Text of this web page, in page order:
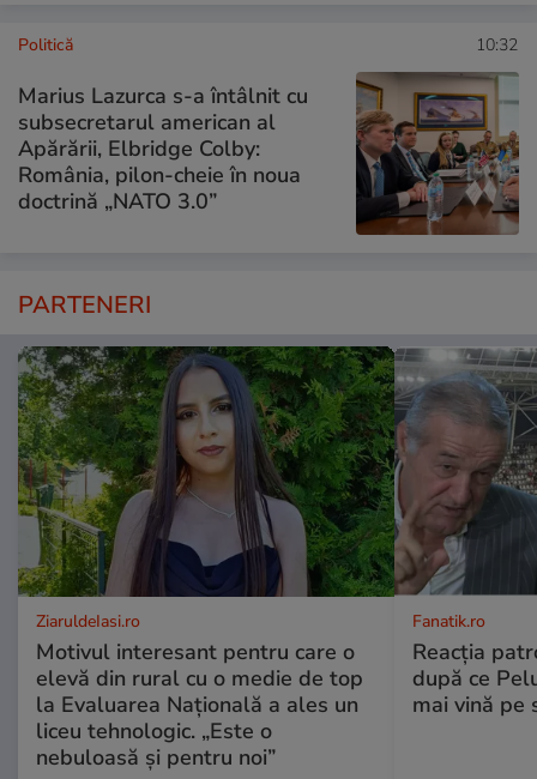
Politică 10:32
Marius Lazurca s-a întâlnit cu
subsecretarul american al
Apărării, Elbridge Colby:
România, pilon-cheie în noua
doctrină „NATO 3.0”
PARTENERI
ZiaruldeIasi.ro
Motivul interesant pentru care o
elevă din rural cu o medie de top
la Evaluarea Națională a ales un
liceu tehnologic. „Este o
nebuloasă și pentru noi”
Fanatik.ro
Reacția
după ce
mai vină pe